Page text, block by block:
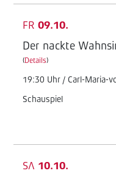
FR 09.10.
Der nackte
(Details)
19:30 Uhr / Carl-Maria-
Schauspiel
SA 10.10.